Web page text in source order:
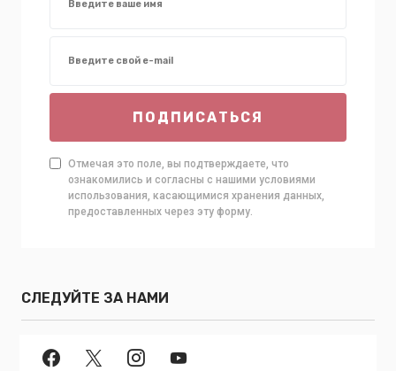
ПОДПИСАТЬСЯ
Отмечая это поле, вы подтверждаете, что
ознакомились и согласны с нашими условиями
использования, касающимися хранения данных,
предоставленных через эту форму.
СЛЕДУЙТЕ ЗА НАМИ